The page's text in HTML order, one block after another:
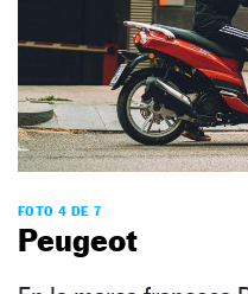
FOTO 4 DE 7
Peugeot